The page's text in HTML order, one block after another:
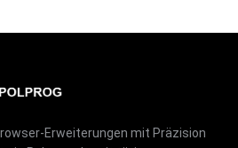
Erweiterungen mit Präzision